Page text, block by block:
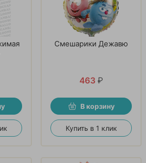
Смешарики Дежавю
463 ₽
В корзину
Купить в 1 клик